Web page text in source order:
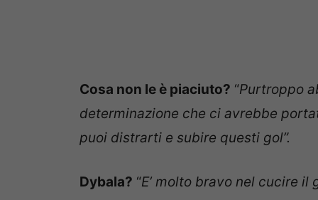
Cosa non le è piaciuto? “Purtroppo
determinazione che ci avrebbe
puoi distrarti e subire questi gol”.
Dybala? “E’ molto bravo nel cucire